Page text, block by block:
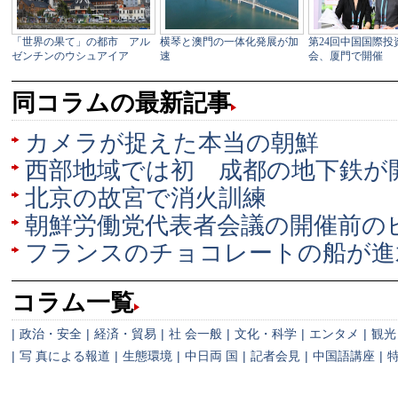
同コラムの最新記事
カメラが捉えた本当の朝鮮
西部地域では初 成都の地下鉄が
北京の故宮で消火訓練
朝鮮労働党代表者会議の開催前の
フランスのチョコレートの船が
コラム一覧
| 政治・安全 | 経済・貿易 | 社 会一般 | 文化・科学 | エンタメ | 観光
| 写 真による報道 | 生態環境 | 中日両 国 | 記者会見 | 中国語講座 |